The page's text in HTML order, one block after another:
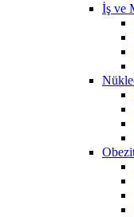
İş ve